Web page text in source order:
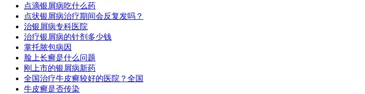
点滴银屑病吃什么药
点状银屑病治疗期间会反复发吗？
治银屑病专科医院
治疗银屑病的针剂多少钱
掌托脓包病因
脸上长癣是什么问题
刚上市的银屑病新药
全国治疗牛皮癣较好的医院？全国
牛皮癣是否传染